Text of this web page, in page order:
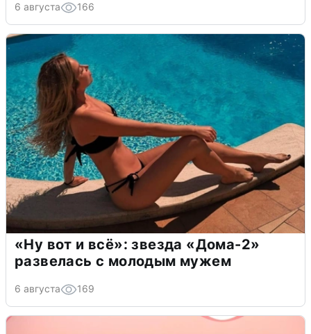
6 августа 166
«Ну вот и всё»: звезда «Дома-2»
развелась с молодым мужем
6 августа 169